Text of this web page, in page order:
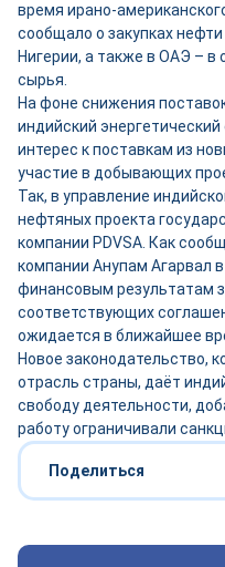
время ирано-
сообщало о закупках
Нигерии, а также в ОАЭ –
сырья.
На фоне снижения
индийский
интерес к поставкам из
участие в добывающих
Так, в управление
нефтяных проекта
компании PDVSA. Как
компании Анупам Агарвал
финансовым результатам
соответствующих
ожидается в ближайшее
Новое законодательство,
отрасль страны, даёт
свободу деятельности,
работу ограничивали
Поделиться